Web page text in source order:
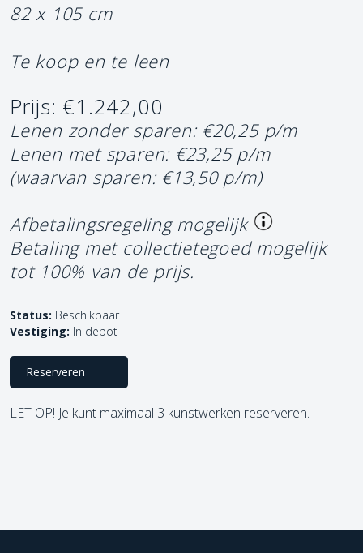
82 x 105 cm
Te koop en te leen
Prijs: €1.242,00
Lenen zonder sparen: €20,25 p/m
Lenen met sparen: €23,25 p/m
(waarvan sparen: €13,50 p/m)
Afbetalingsregeling mogelijk
Betaling met collectietegoed mogelijk
tot 100% van de prijs.
Status: Beschikbaar
Vestiging: In depot
Reserveren
LET OP! Je kunt maximaal 3 kunstwerken reserveren.